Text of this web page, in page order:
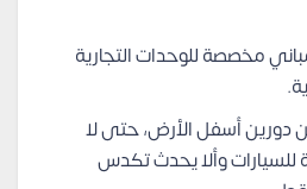
مخصصة للوحدات التجارية
أسفل الأرض، حتى لا
وألا يحدث تكدس